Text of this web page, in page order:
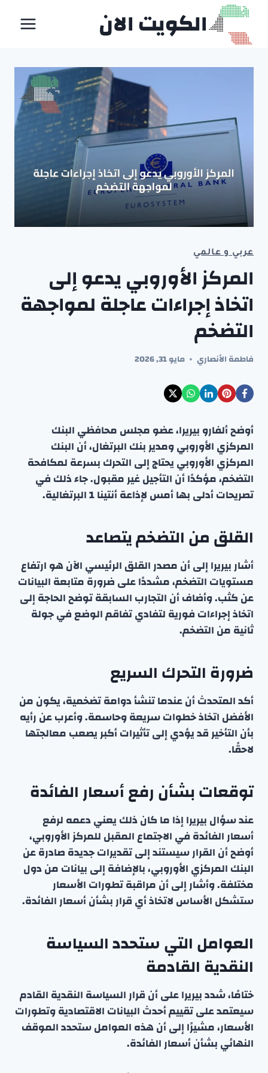
التجاوز
المحتوى
الكويت الان
عربي و عالمي
المركز الأوروبي يدعو إلى
اتخاذ إجراءات عاجلة لمواجهة
التضخم
فاطمة الأنصاري مايو 31, 2026
أوضح ألفارو بيريرا، عضو مجلس محافظي البنك
المركزي الأوروبي ومدير بنك البرتغال، أن البنك
المركزي الأوروبي يحتاج إلى التحرك بسرعة لمكافحة
التضخم، مؤكدًا أن التأجيل غير مقبول. جاء ذلك في
تصريحات أدلى بها أمس لإذاعة أنتينا 1 البرتغالية.
القلق من التضخم يتصاعد
أشار بيريرا إلى أن مصدر القلق الرئيسي الآن هو ارتفاع
مستويات التضخم، مشددًا على ضرورة متابعة البيانات
عن كثب. وأضاف أن التجارب السابقة توضح الحاجة إلى
اتخاذ إجراءات فورية لتفادي تفاقم الوضع في جولة
ثانية من التضخم.
ضرورة التحرك السريع
أكد المتحدث أن عندما تنشأ دوامة تضخمية، يكون من
الأفضل اتخاذ خطوات سريعة وحاسمة. وأعرب عن رأيه
بأن التأخير قد يؤدي إلى تأثيرات أكبر يصعب معالجتها
لاحقًا.
توقعات بشأن رفع أسعار الفائدة
عند سؤال بيريرا إذا ما كان ذلك يعني دعمه لرفع
أسعار الفائدة في الاجتماع المقبل للمركز الأوروبي،
أوضح أن القرار سيستند إلى تقديرات جديدة صادرة عن
البنك المركزي الأوروبي، بالإضافة إلى بيانات من دول
مختلفة. وأشار إلى أن مراقبة تطورات الأسعار
ستشكل الأساس لاتخاذ أي قرار بشأن أسعار الفائدة.
العوامل التي ستحدد السياسة
النقدية القادمة
ختامًا، شدد بيريرا على أن قرار السياسة النقدية القادم
سيعتمد على تقييم أحدث البيانات الاقتصادية وتطورات
الأسعار، مشيرًا إلى أن هذه العوامل ستحدد الموقف
النهائي بشأن أسعار الفائدة.